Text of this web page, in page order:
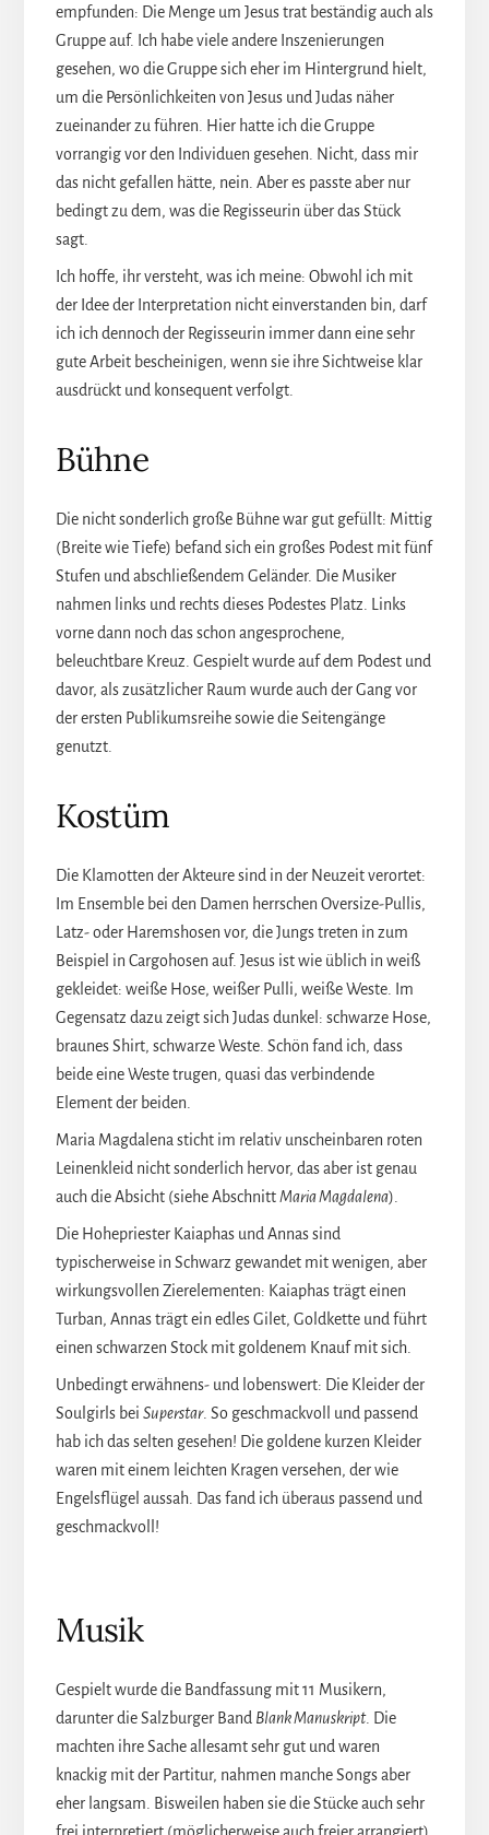
empfunden: Die Menge um Jesus trat beständig auch als
Gruppe auf. Ich habe viele andere Inszenierungen
gesehen, wo die Gruppe sich eher im Hintergrund hielt,
um die Persönlichkeiten von Jesus und Judas näher
zueinander zu führen. Hier hatte ich die Gruppe
vorrangig vor den Individuen gesehen. Nicht, dass mir
das nicht gefallen hätte, nein. Aber es passte aber nur
bedingt zu dem, was die Regisseurin über das Stück
sagt.
Ich hoffe, ihr versteht, was ich meine: Obwohl ich mit
der Idee der Interpretation nicht einverstanden bin, darf
ich ich dennoch der Regisseurin immer dann eine sehr
gute Arbeit bescheinigen, wenn sie ihre Sichtweise klar
ausdrückt und konsequent verfolgt.
Bühne
Die nicht sonderlich große Bühne war gut gefüllt: Mittig
(Breite wie Tiefe) befand sich ein großes Podest mit fünf
Stufen und abschließendem Geländer. Die Musiker
nahmen links und rechts dieses Podestes Platz. Links
vorne dann noch das schon angesprochene,
beleuchtbare Kreuz. Gespielt wurde auf dem Podest und
davor, als zusätzlicher Raum wurde auch der Gang vor
der ersten Publikumsreihe sowie die Seitengänge
genutzt.
Kostüm
Die Klamotten der Akteure sind in der Neuzeit verortet:
Im Ensemble bei den Damen herrschen Oversize-Pullis,
Latz- oder Haremshosen vor, die Jungs treten in zum
Beispiel in Cargohosen auf. Jesus ist wie üblich in weiß
gekleidet: weiße Hose, weißer Pulli, weiße Weste. Im
Gegensatz dazu zeigt sich Judas dunkel: schwarze Hose,
braunes Shirt, schwarze Weste. Schön fand ich, dass
beide eine Weste trugen, quasi das verbindende
Element der beiden.
Maria Magdalena sticht im relativ unscheinbaren roten
Leinenkleid nicht sonderlich hervor, das aber ist genau
auch die Absicht (siehe AbschnittMaria Magdalena).
Die Hohepriester Kaiaphas und Annas sind
typischerweise in Schwarz gewandet mit wenigen, aber
wirkungsvollen Zierelementen: Kaiaphas trägt einen
Turban, Annas trägt ein edles Gilet, Goldkette und führt
einen schwarzen Stock mit goldenem Knauf mit sich.
Unbedingt erwähnens- und lobenswert: Die Kleider der
Soulgirls bei Superstar. So geschmackvoll und passend
hab ich das selten gesehen! Die goldene kurzen Kleider
waren mit einem leichten Kragen versehen, der wie
Engelsflügel aussah. Das fand ich überaus passend und
geschmackvoll!
Musik
Gespielt wurde die Bandfassung mit 11 Musikern,
darunter die Salzburger Band Blank Manuskript. Die
machten ihre Sache allesamt sehr gut und waren
knackig mit der Partitur, nahmen manche Songs aber
eher langsam. Bisweilen haben sie die Stücke auch sehr
frei interpretiert (möglicherweise auch freier arrangiert),